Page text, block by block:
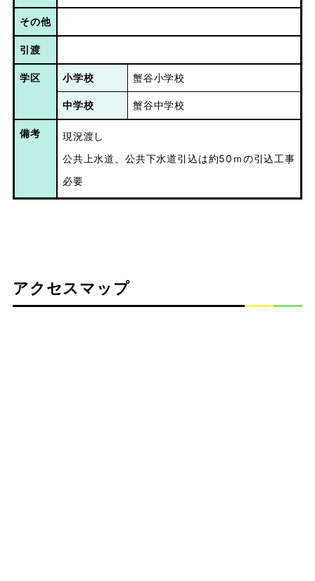
その他
引渡
学区 小学校 蟹谷小学校
中学校 蟹谷中学校
備考
現況渡し
公共上水道、公共下水道引込は約50ｍの引込工事
必要
アクセスマップ